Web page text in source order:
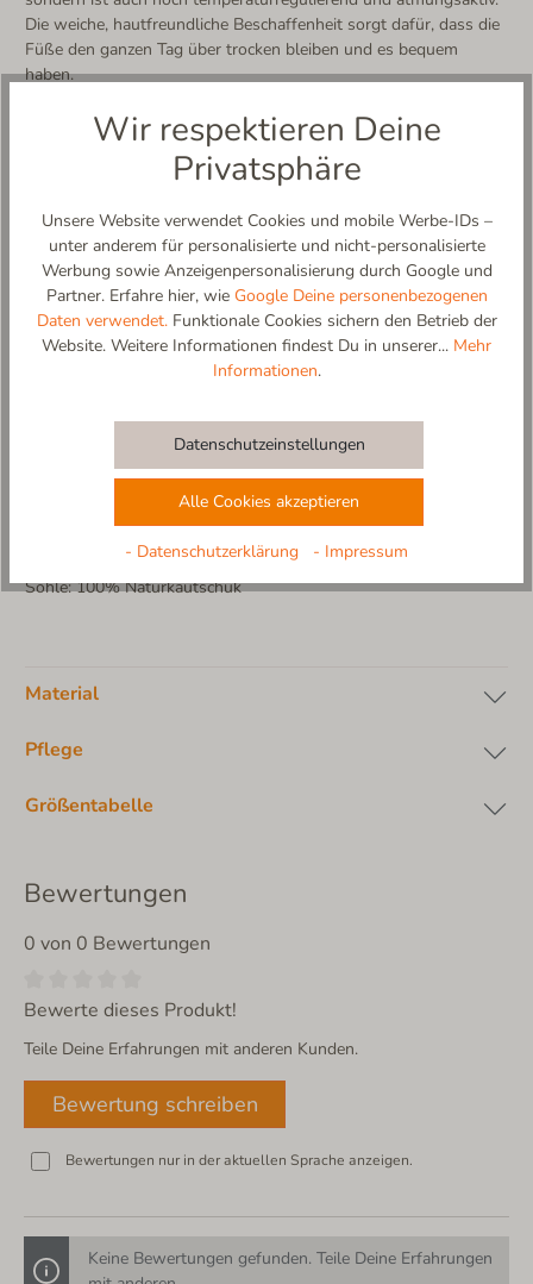
Die weiche, hautfreundliche Beschaffenheit sorgt dafür, dass die
Füße den ganzen Tag über trocken bleiben und es bequem
haben.
Kinderfüße
Weitere Produktdetails:
- Obermaterial aus 100% reiner Schurwolle (Walk)
- atmungsaktiv und temperaturregulierend
- handgenähte Applikation
- knöchelhoher Schaft, ideal für Laufanfänger und Kleinkinder
- einfaches An- und Ausziehen dank weit zu öffnendem
Klettverschluss
- rutschfeste und flexible Sohle aus Naturkautschuk in
- 100% designed and made in EU
Innensohle: 43% Wolle recycelt, 20% Wolle, 30% Polyester, 3%
Futter: ohne Innenfutter
Sohle: 100% Naturkautschuk
Material
Pflege
Größentabelle
Bewertungen
0 von 0 Bewertungen
Bewerte dieses Produkt!
Teile Deine Erfahrungen mit anderen Kunden.
Bewertung schreiben
Bewertungen nur in der aktuellen Sprache anzeigen.
Keine Bewertungen gefunden. Teile Deine Erfahrungen
Wir respektieren Deine
Privatsphäre
Unsere Website verwendet Cookies und mobile Werbe-IDs –
unter anderem für personalisierte und nicht-personalisierte
Werbung sowie Anzeigenpersonalisierung durch Google und
Partner. Erfahre hier, wie Google Deine personenbezogenen
Daten verwendet.Funktionale Cookies sichern den Betrieb der
Website. Weitere Informationen findest Du in unserer... Mehr
Informationen.
Datenschutzeinstellungen
Alle Cookies akzeptieren
- Datenschutzerklärung - Impressum